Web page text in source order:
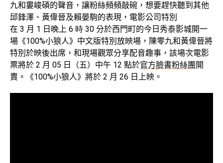
九和婁峻碩的聲音，讓粉絲頻頻敲碗，想要趕快聽到其他
邱鋒澤、黃偉晉及賴晏駒的表現，電影公司特別
在 3 月 1 日晚上 6 時 30 分於西門町的今日秀泰影城開一
場《100%小狼人》中文版特別放映場，陳零九和黃偉晉將
特別於映後出席，和現場觀眾分享配音趣事，該場次電影
票將於 2 月 05 日（五）中午 12 點於官方臉書粉絲團 開
賣。《100%小狼人》將於 2 月 26 日上映。